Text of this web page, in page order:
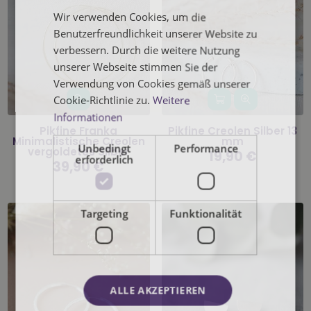
Minimalistische Creolen
vergoldetes Silber
Normaler
39,90 €
Pikfine Creolen Silber 13
mm
Normaler
19,90 €
Wir verwenden Cookies, um die
Benutzerfreundlichkeit unserer Website zu
verbessern. Durch die weitere Nutzung
unserer Webseite stimmen Sie der
Verwendung von Cookies gemäß unserer
Cookie-Richtlinie zu.Weitere
Informationen
Unbedingt
erforderlich
Performance
Targeting Funktionalität
ALLE AKZEPTIEREN